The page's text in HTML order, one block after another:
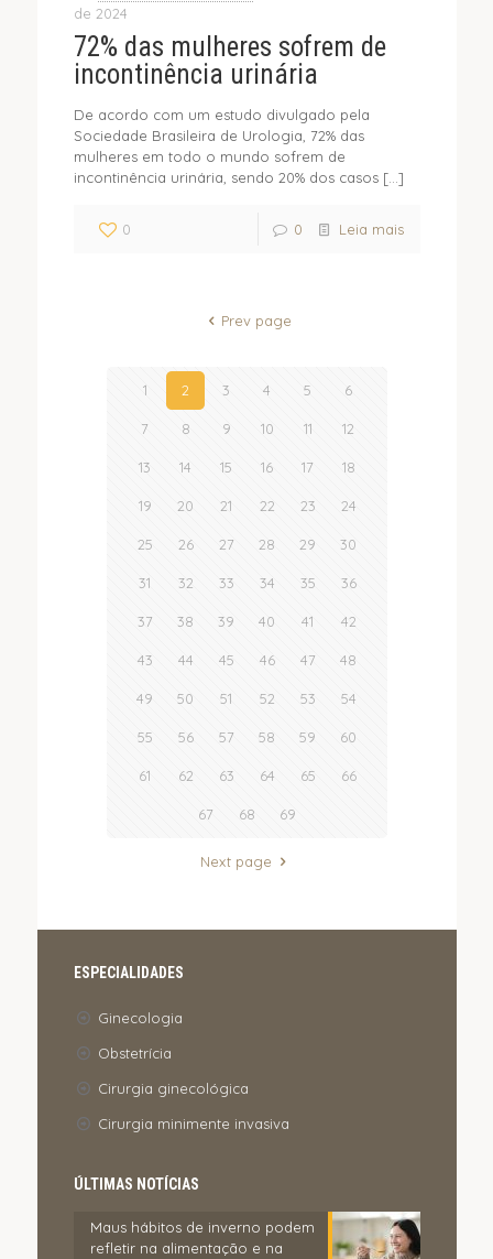
de 2024
72% das mulheres sofrem de
incontinência urinária
De acordo com um estudo divulgado pela
Sociedade Brasileira de Urologia, 72% das
mulheres em todo o mundo sofrem de
incontinência urinária, sendo 20% dos casos[…]
0 0 Leia mais
Prev page
1 2 3 4 5 6
7 8 9 10 11 12
13 14 15 16 17 18
19 20 21 22 23 24
25 26 27 28 29 30
31 32 33 34 35 36
37 38 39 40 41 42
43 44 45 46 47 48
49 50 51 52 53 54
55 56 57 58 59 60
61 62 63 64 65 66
67 68 69
Next page
ESPECIALIDADES
Ginecologia
Obstetrícia
Cirurgia ginecológica
Cirurgia minimente invasiva
ÚLTIMAS NOTÍCIAS
Maus hábitos de inverno podem
refletir na alimentação e na